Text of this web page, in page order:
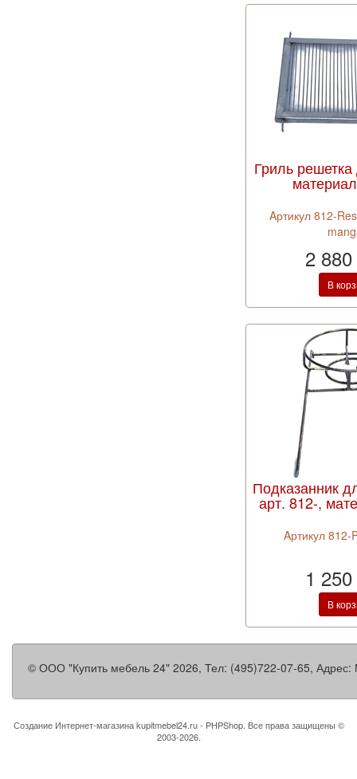
Гриль
Aртикул 812-
2
В
Подказанник
арт. 812-,
Aртикул 812-
1
В
© ООО "Купить мебель 24" 2026, Тел: (495)722-07-65, Адрес:
Создание Интернет-магазинаkupitmebel24.ru - PHPShop. Все права защищены ©
2003-2026.